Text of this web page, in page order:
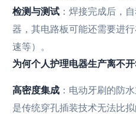
检测与测试 ：焊接完成后，
器，其电路板可能还需要进
速等）。
为何个人护理电器生产离不
高密度集成 ：电动牙刷的防
是传统穿孔插装技术无法比拟